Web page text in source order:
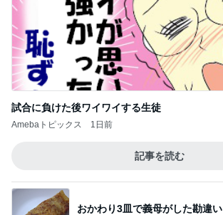
試合に負けた後ワイワイする生徒
Amebaトピックス 1日前
記事を読む
おかわり3皿で義母がした勘違い